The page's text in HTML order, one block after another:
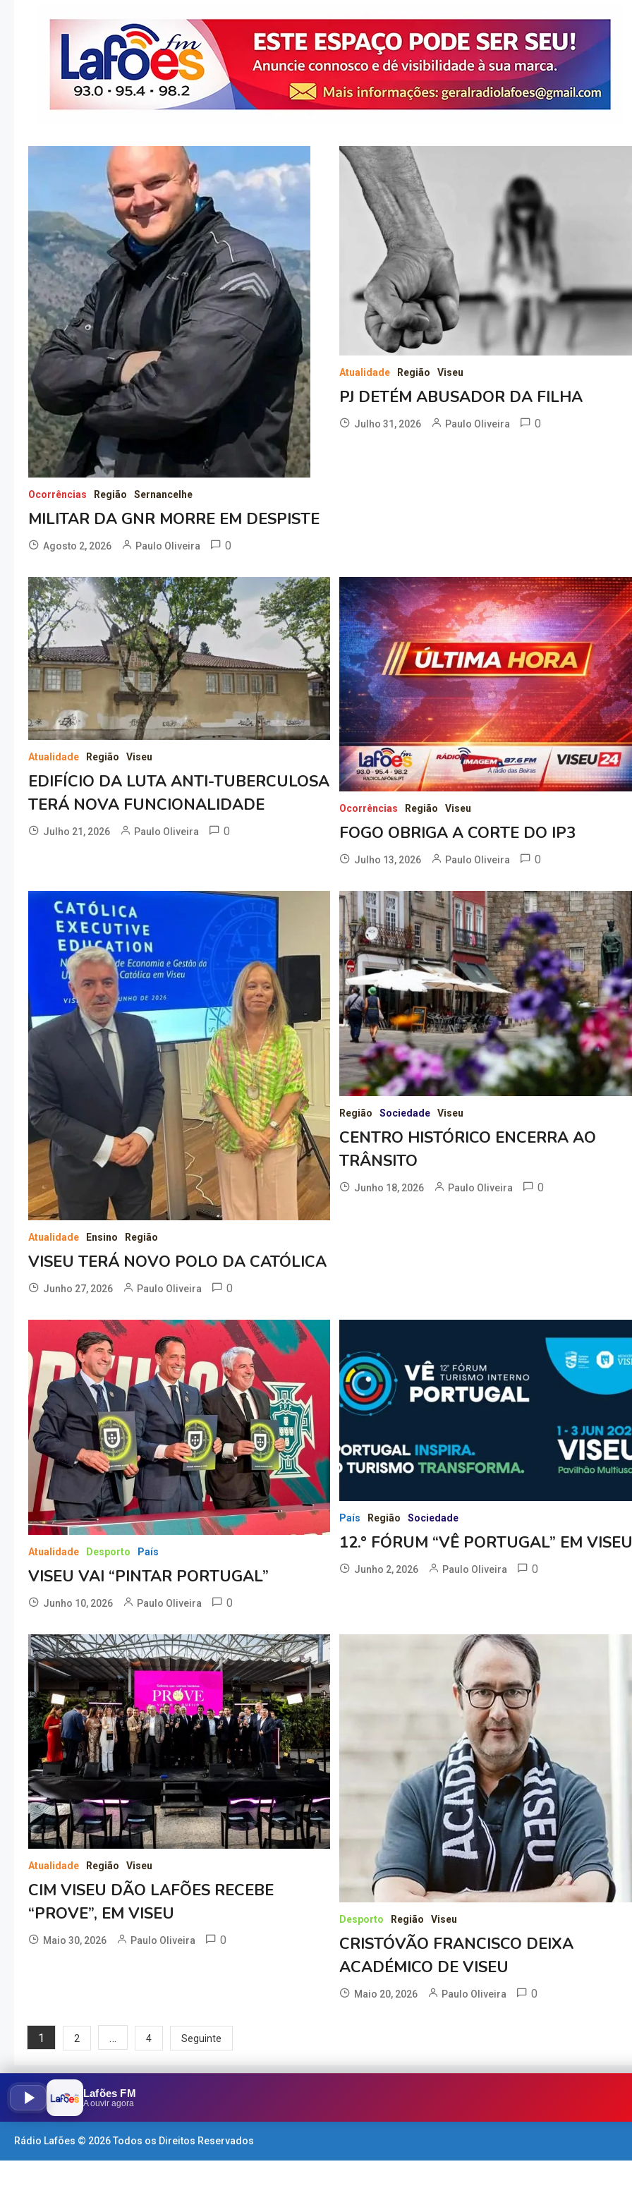
Ocorrências Região Sernancelhe
MILITAR DA GNR MORRE EM DESPISTE
Agosto 2, 2026 Paulo Oliveira 0
Atualidade Região Viseu
PJ DETÉM ABUSADOR DA FILHA
Julho 31, 2026 Paulo Oliveira 0
Atualidade Região Viseu
EDIFÍCIO DA LUTA ANTI-TUBERCULOSA
TERÁ NOVA FUNCIONALIDADE
Julho 21, 2026 Paulo Oliveira 0
Ocorrências Região Viseu
FOGO OBRIGA A CORTE DO IP3
Julho 13, 2026 Paulo Oliveira 0
Atualidade Ensino Região
VISEU TERÁ NOVO POLO DA CATÓLICA
Junho 27, 2026 Paulo Oliveira 0
Região Sociedade Viseu
CENTRO HISTÓRICO ENCERRA AO
TRÂNSITO
Junho 18, 2026 Paulo Oliveira 0
Atualidade Desporto País
VISEU VAI “PINTAR PORTUGAL”
Junho 10, 2026 Paulo Oliveira 0
País Região Sociedade
12.° FÓRUM “VÊ PORTUGAL” EM
Junho 2, 2026 Paulo Oliveira 0
Atualidade Região Viseu
CIM VISEU DÃO LAFÕES RECEBE
“PROVE”, EM VISEU
Maio 30, 2026 Paulo Oliveira 0
Desporto Região Viseu
CRISTÓVÃO FRANCISCO DEIXA
ACADÉMICO DE VISEU
Maio 20, 2026 Paulo Oliveira 0
Paginação
dos
conteúdos
1 2 … 4 Seguinte
Rádio Lafões © 2026 Todos os Direitos Reservados
Lafões FM
A ouvir agora